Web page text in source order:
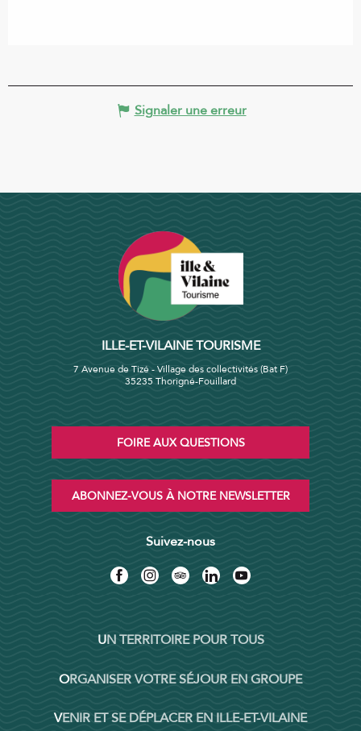
Signaler une erreur
ILLE-ET-VILAINE TOURISME
7 Avenue de Tizé - Village des collectivités (Bat F)
35235 Thorigné-Fouillard
FOIRE AUX QUESTIONS
ABONNEZ-VOUS À NOTRE NEWSLETTER
Suivez-nous
UN TERRITOIRE POUR TOUS
ORGANISER VOTRE SÉJOUR EN GROUPE
VENIR ET SE DÉPLACER EN ILLE-ET-VILAINE